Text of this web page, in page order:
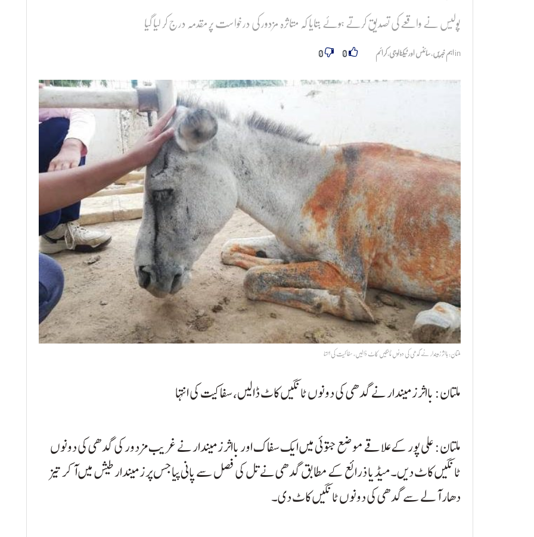
پولیس نے واقعے کی تصدیق کرتے ہوئے بتایا کہ متاثرہ مزدور کی درخواست پر مقدمہ درج کر لیا گیا
in اہم خبریں,سائنس اور ٹیکنالوجی,کرائم 0
0
ملتان: بااثر زمیندار نے گدھی کی دونوں ٹانگیں کاٹ ڈالیں، سفاکیت کی انتہا
ملتان: بااثر زمیندار نے گدھی کی دونوں ٹانگیں کاٹ ڈالیں، سفاکیت کی انتہا
ملتان: علی پور کے علاقے موضع جتوئی میں ایک سفاک اور بااثر زمیندار نے غریب مزدور کی گدھی کی دونوں
ٹانگیں کاٹ دیں۔ میڈیا ذرائع کے مطابق گدھی نے تل کی فصل سے پانی پیا جس پر زمیندار طیش میں آ کر تیز
دھار آلے سے گدھی کی دونوں ٹانگیں کاٹ دی۔